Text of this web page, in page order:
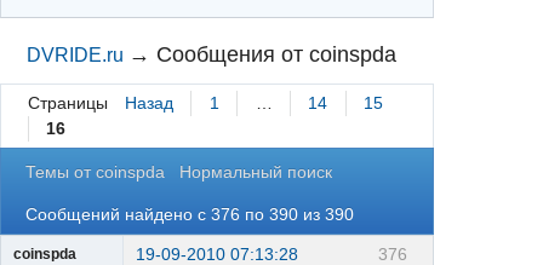
Вход
DVRIDE.ru → Сообщения от coinspda
Страницы Назад 1 … 14
15
16
Темы от coinspda Нормальный поиск
Сообщений найдено с 376 по 390 из 390
376
coinspda
19-09-2010 07:13:28